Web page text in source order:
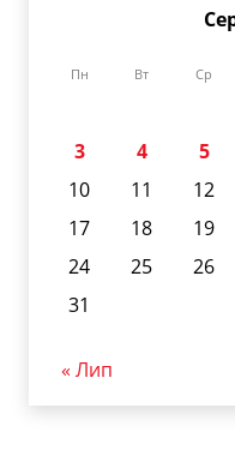
Пн Вт Ср
3
4 5
10
11 12
17
18 19
24
25 26
31
« Лип